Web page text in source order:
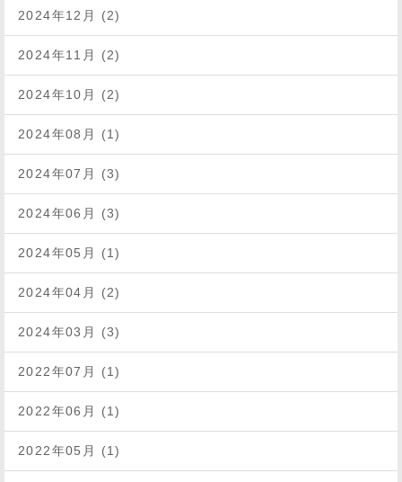
2024年12月 (2)
2024年11月 (2)
2024年10月 (2)
2024年08月 (1)
2024年07月 (3)
2024年06月 (3)
2024年05月 (1)
2024年04月 (2)
2024年03月 (3)
2022年07月 (1)
2022年06月 (1)
2022年05月 (1)